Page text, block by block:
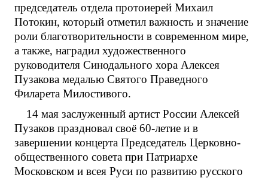
председатель отдела протоиерей Михаил
Потокин, который отметил важность и значение
роли благотворительности в современном мире,
а также, наградил художественного
руководителя Синодального хора Алексея
Пузакова медалью Святого Праведного
Филарета Милостивого.
14 мая заслуженный артист России Алексей
Пузаков праздновал своё 60-летие и в
завершении концерта Председатель Церковно-
общественного совета при Патриархе
Московском и всея Руси по развитию русского